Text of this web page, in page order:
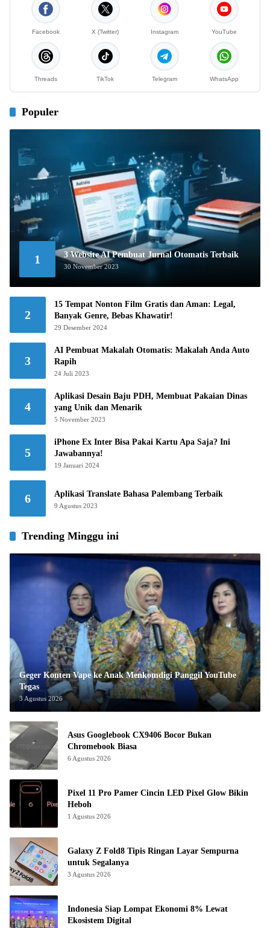
Facebook X (Twitter) Instagram YouTube
Threads TikTok Telegram WhatsApp
Populer
1 3 Website AI Pembuat Jurnal Otomatis Terbaik
30 November 2023
2
15 Tempat Nonton Film Gratis dan Aman: Legal,
Banyak Genre, Bebas Khawatir!
29 Desember 2024
3
AI Pembuat Makalah Otomatis: Makalah Anda Auto
Rapih
24 Juli 2023
4
Aplikasi Desain Baju PDH, Membuat Pakaian Dinas
yang Unik dan Menarik
5 November 2023
5
iPhone Ex Inter Bisa Pakai Kartu Apa Saja? Ini
Jawabannya!
19 Januari 2024
6 Aplikasi Translate Bahasa Palembang Terbaik
9 Agustus 2023
Trending Minggu ini
Geger Konten Vape ke Anak Menkomdigi Panggil YouTube
Tegas
3 Agustus 2026
Asus Googlebook CX9406 Bocor Bukan
Chromebook Biasa
6 Agustus 2026
Pixel 11 Pro Pamer Cincin LED Pixel Glow Bikin
Heboh
1 Agustus 2026
Galaxy Z Fold8 Tipis Ringan Layar Sempurna
untuk Segalanya
3 Agustus 2026
Indonesia Siap Lompat Ekonomi 8% Lewat
Ekosistem Digital